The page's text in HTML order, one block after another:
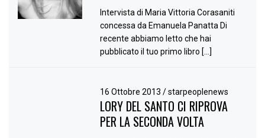
Intervista di Maria Vittoria Corasaniti
concessa da Emanuela Panatta Di
recente abbiamo letto che hai
pubblicato il tuo primo libro […]
16 Ottobre 2013/ starpeoplenews
LORY DEL SANTO CI RIPROVA
PER LA SECONDA VOLTA